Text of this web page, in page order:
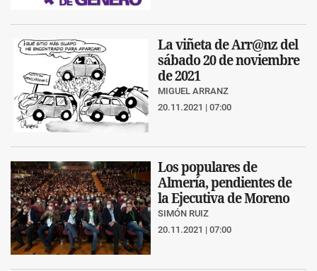
La viñeta de Arr@nz del
sábado 20 de noviembre
de 2021
MIGUEL ARRANZ
20.11.2021 | 07:00
Los populares de
Almería, pendientes de
la Ejecutiva de Moreno
SIMÓN RUIZ
20.11.2021 | 07:00